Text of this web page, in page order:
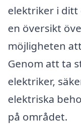
elektriker i
en översikt
möjligheten
Genom att ta
elektriker,
elektriska
på området.